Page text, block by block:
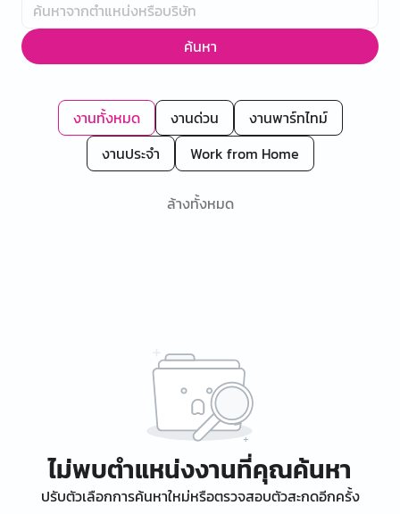
ค้นหา
งานทั้งหมด งานด่วน
งานพาร์ทไทม์
งานประจำ
Work from Home
ล้างทั้งหมด
ไม่พบตำแหน่งงานที่คุณค้นหา
ปรับตัวเลือกการค้นหาใหม่หรือตรวจสอบตัวสะกดอีกครั้ง